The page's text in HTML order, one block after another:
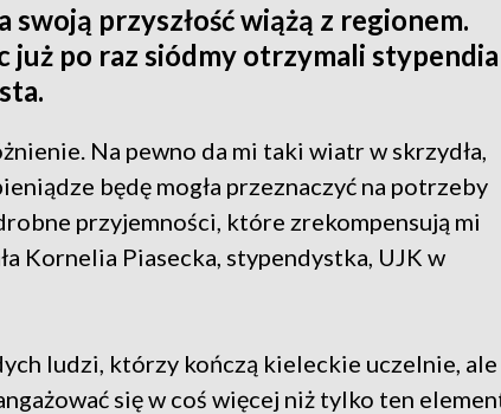
przyszłość wiążą z regionem.
już po raz siódmy otrzymali stypendia
Na pewno da mi taki wiatr w skrzydła,
będę mogła przeznaczyć na potrzeby
przyjemności, które zrekompensują mi
Kornelia Piasecka, stypendystka, UJK w
ludzi, którzy kończą kieleckie uczelnie, ale
się w coś więcej niż tylko ten